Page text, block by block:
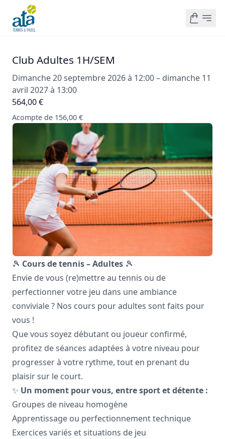
Club Adultes 1H/SEM
Dimanche 20 septembre 2026 à 12:00 – dimanche 11
avril 2027 à 13:00
564,00 €
Acompte de 156,00 €
🎾 Cours de tennis – Adultes 🎾
Envie de vous (re)mettre au tennis ou de
perfectionner votre jeu dans une ambiance
conviviale ? Nos cours pour adultes sont faits pour
vous !
Que vous soyez débutant ou joueur confirmé,
profitez de séances adaptées à votre niveau pour
progresser à votre rythme, tout en prenant du
plaisir sur le court.
✨ Un moment pour vous, entre sport et détente :
Groupes de niveau homogène
Apprentissage ou perfectionnement technique
Exercices variés et situations de jeu